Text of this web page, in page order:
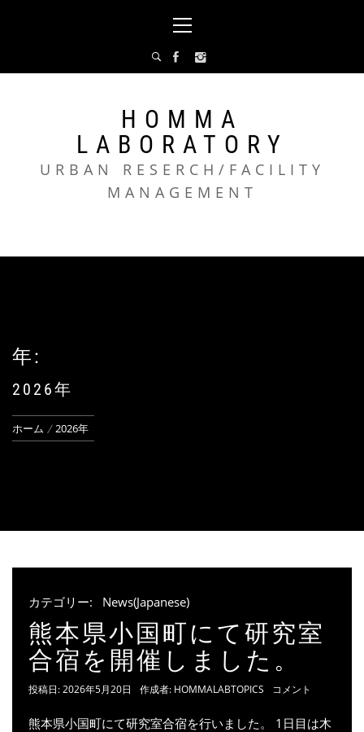
イ
ュ
ー
HOMMA
LABORATORY
URBAN RESERCH/FACILITY
MANAGEMENT
年:
2026年
ホーム 2026年
カテゴリー: News(Japanese)
熊本県小国町にて研究室
合宿を開催しました。
投稿日:2026年5月20日 作成者: HOMMALABTOPICS コメント
熊本県小国町にて研究室合宿を行いました。 1日目は木